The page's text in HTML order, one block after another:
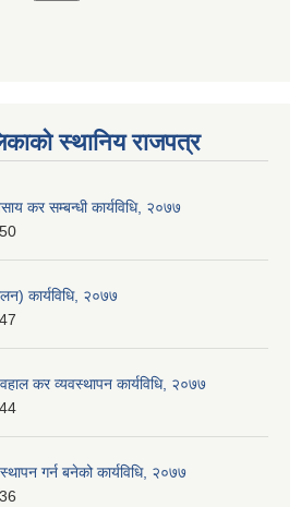
स्थानिय राजपत्र
कर सम्बन्धी कार्यविधि, २०७७
कार्यविधि, २०७७
कर व्यवस्थापन कार्यविधि, २०७७
गर्न बनेको कार्यविधि, २०७७